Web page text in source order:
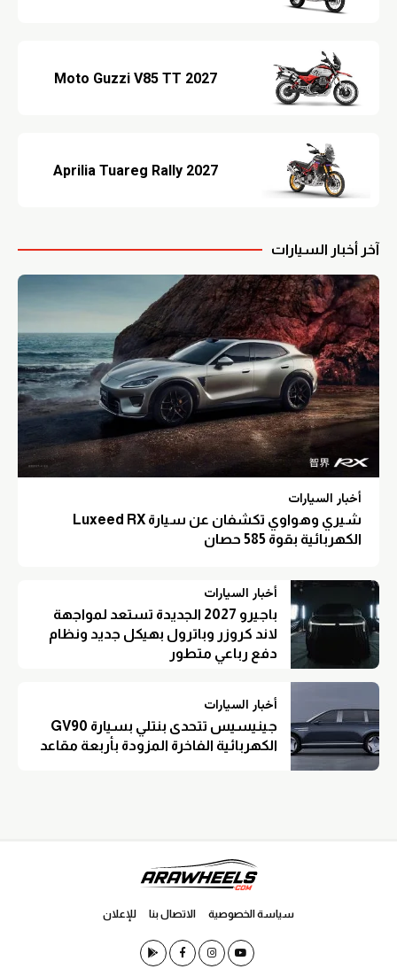
2027 Moto Guzzi V85 TT
2027 Aprilia Tuareg Rally
آخر أخبار السيارات
أخبار السيارات
شيري وهواوي تكشفان عن سيارة Luxeed RX
الكهربائية بقوة 585 حصان
أخبار السيارات
باجيرو 2027 الجديدة تستعد لمواجهة
لاند كروزر وباترول بهيكل جديد ونظام
دفع رباعي متطور
أخبار السيارات
جينيسيس تتحدى بنتلي بسيارة GV90
الكهربائية الفاخرة المزودة بأربعة مقاعد
سياسة الخصوصية الاتصال بنا للإعلان